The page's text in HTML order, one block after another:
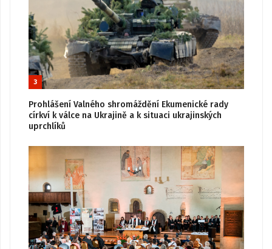
3
Prohlášení Valného shromáždění Ekumenické rady
církví k válce na Ukrajině a k situaci ukrajinských
uprchlíků